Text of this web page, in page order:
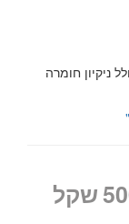
ניקיון חומרה
שקל